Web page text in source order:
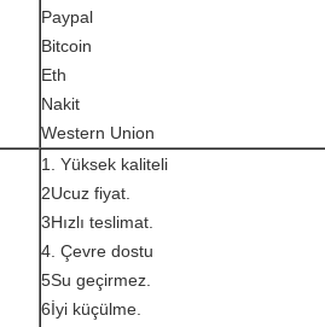
Paypal
Bitcoin
Eth
Nakit
Western Union
1. Yüksek kaliteli
2Ucuz fiyat.
3Hızlı teslimat.
4. Çevre dostu
5Su geçirmez.
6İyi küçülme.